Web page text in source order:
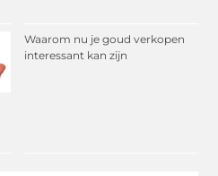
Waarom nu je goud verkopen
interessant kan zijn